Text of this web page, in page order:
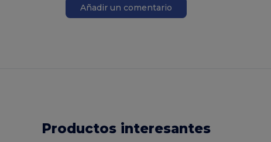
Añadir un comentario
Productos interesantes